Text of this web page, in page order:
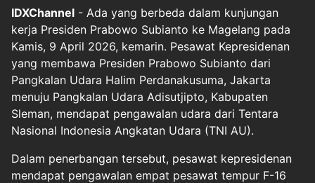
IDXChannel - Ada yang berbeda dalam kunjungan
kerja Presiden Prabowo Subianto ke Magelang pada
Kamis, 9 April 2026, kemarin. Pesawat Kepresidenan
yang membawa Presiden Prabowo Subianto dari
Pangkalan Udara Halim Perdanakusuma, Jakarta
menuju Pangkalan Udara Adisutjipto, Kabupaten
Sleman, mendapat pengawalan udara dari Tentara
Nasional Indonesia Angkatan Udara (TNI AU).
Dalam penerbangan tersebut, pesawat kepresidenan
mendapat pengawalan empat pesawat tempur F-16